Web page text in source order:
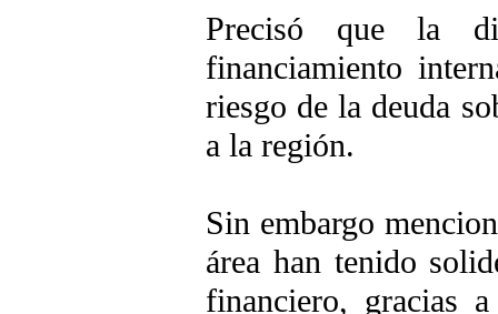
Precisó que la
financiamiento
riesgo de la deuda
a la región.
Sin embargo
área han tenido
financiero, gracias